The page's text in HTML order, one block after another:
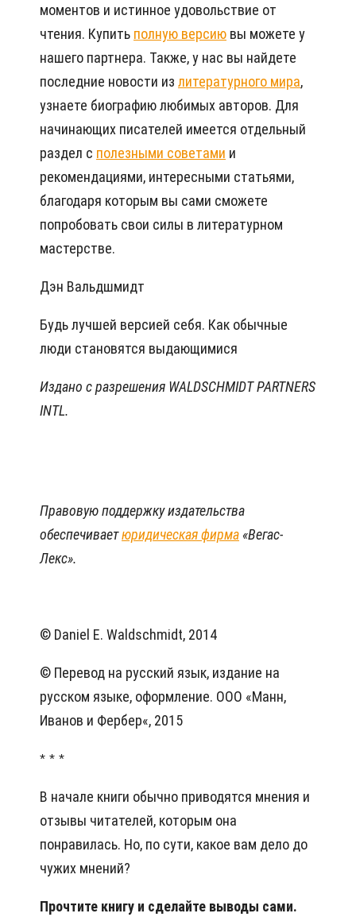
моментов и истинное удовольствие от
чтения. Купить полную версию вы можете у
нашего партнера. Также, у нас вы найдете
последние новости из литературного мира,
узнаете биографию любимых авторов. Для
начинающих писателей имеется отдельный
раздел с полезными советами и
рекомендациями, интересными статьями,
благодаря которым вы сами сможете
попробовать свои силы в литературном
мастерстве.
Дэн Вальдшмидт
Будь лучшей версией себя. Как обычные
люди становятся выдающимися
Издано с разрешения WALDSCHMIDT PARTNERS
INTL.
Правовую поддержку издательства
обеспечиваетюридическая фирма«Вегас-
Лекс».
© Daniel E. Waldschmidt, 2014
© Перевод на русский язык, издание на
русском языке, оформление. ООО «Манн,
Иванов и Фербер«, 2015
* * *
В начале книги обычно приводятся мнения и
отзывы читателей, которым она
понравилась. Но, по сути, какое вам дело до
чужих мнений?
Прочтите книгу и сделайте выводы сами.